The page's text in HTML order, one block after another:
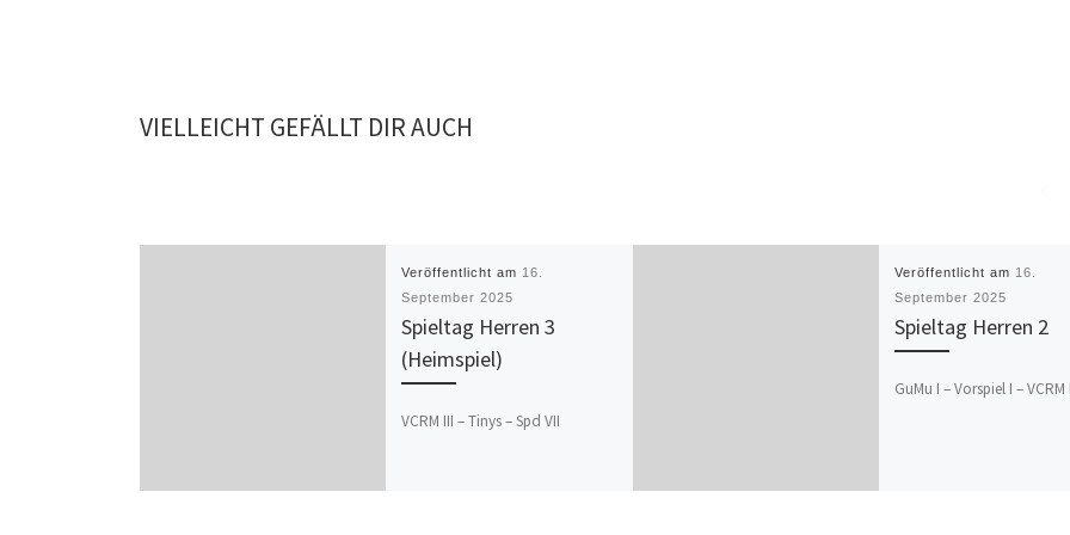
VIELLEICHT GEFÄLLT DIR AUCH
Veröffentlicht am 16.
September 2025
Spieltag Herren 3
(Heimspiel)
VCRM III – Tinys – Spd VII
Veröffentlicht am 16.
September 2025
Spieltag Herren 2
GuMu I – Vorspiel I – VCRM